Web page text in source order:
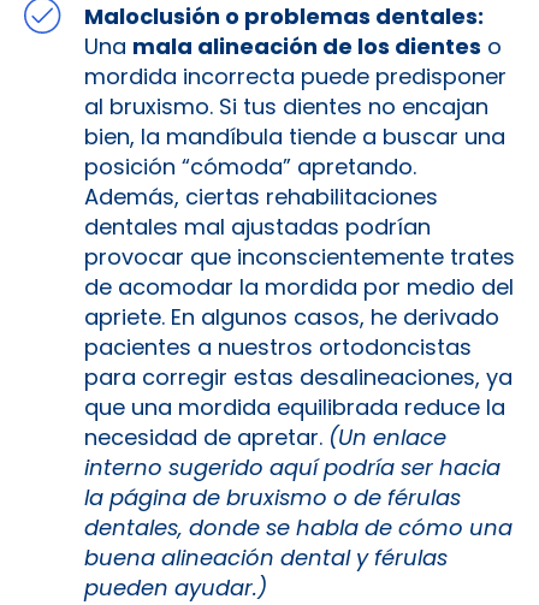
Maloclusión o problemas dentales:
Una mala alineación de los dientes o
mordida incorrecta puede predisponer
al bruxismo. Si tus dientes no encajan
bien, la mandíbula tiende a buscar una
posición “cómoda” apretando.
Además, ciertas rehabilitaciones
dentales mal ajustadas podrían
provocar que inconscientemente trates
de acomodar la mordida por medio del
apriete. En algunos casos, he derivado
pacientes a nuestros ortodoncistas
para corregir estas desalineaciones, ya
que una mordida equilibrada reduce la
necesidad de apretar. (Un enlace
interno sugerido aquí podría ser hacia
la página de bruxismo o de férulas
dentales, donde se habla de cómo una
buena alineación dental y férulas
pueden ayudar.)